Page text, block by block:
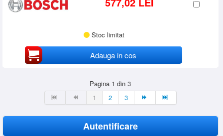
Stoc limitat
Adauga in cos
Pagina 1 din 3
1
2 3
Autentificare